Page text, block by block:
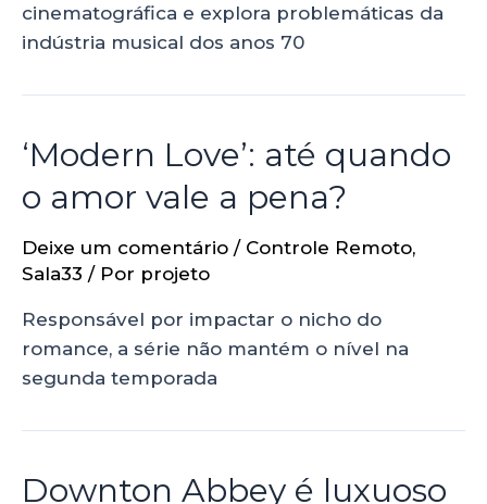
cinematográfica e explora problemáticas da
indústria musical dos anos 70
‘Modern Love’: até quando
o amor vale a pena?
Deixe um comentário / Controle Remoto,
Sala33 / Por projeto
Responsável por impactar o nicho do
romance, a série não mantém o nível na
segunda temporada
Downton Abbey é luxuoso